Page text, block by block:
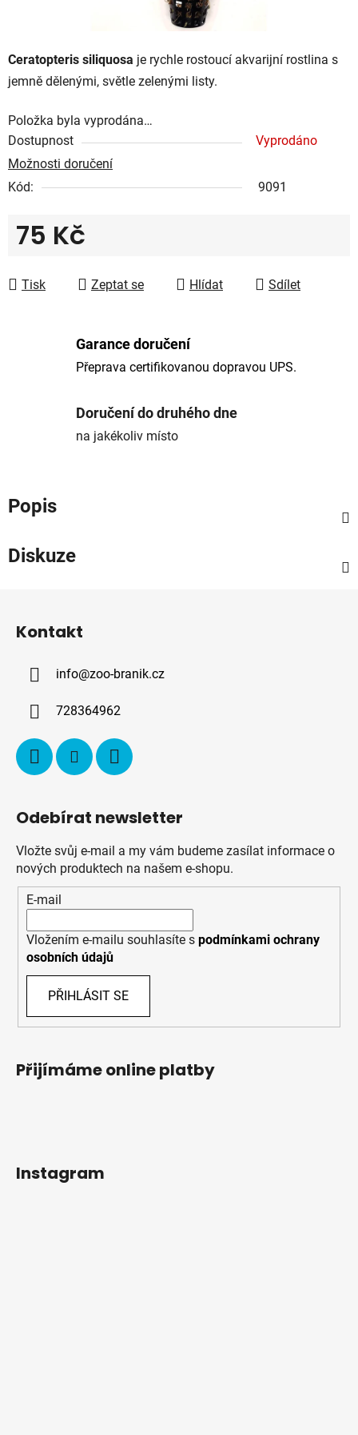
Ceratopteris siliquosa je rychle rostoucí akvarijní rostlina s
jemně dělenými, světle zelenými listy.
Položka byla vyprodána…
Dostupnost
Vyprodáno
Možnosti doručení
Kód:
9091
75 Kč
Tisk
Zeptat se Hlídat Sdílet
Garance doručení
Přeprava certifikovanou dopravou UPS.
Doručení do druhého dne
na jakékoliv místo
Popis
Diskuze
Kontakt
info@zoo-branik.cz
728364962
Odebírat newsletter
Vložte svůj e-mail a my vám budeme zasílat informace o
nových produktech na našem e-shopu.
E-mail
Vložením e-mailu souhlasíte s podmínkami ochrany
osobních údajů
PŘIHLÁSIT SE
Přijímáme online platby
Instagram